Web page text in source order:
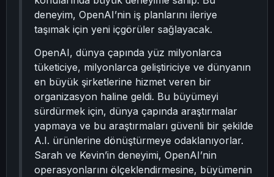
deneyim, OpenAI’nin iş planlarını ileriye
taşımak için yeni içgörüler sağlayacak.
OpenAI, dünya çapında yüz milyonlarca
tüketiciye, milyonlarca geliştiriciye ve dünyanın
en büyük şirketlerine hizmet veren bir
organizasyon haline geldi. Bu büyümeyi
sürdürmek için, dünya çapında araştırmalar
yapmaya ve bu araştırmaları güvenli bir şekilde
A.I. ürünlerine dönüştürmeye odaklanıyorlar.
Sarah ve Kevin’in deneyimi, OpenAI’nin
operasyonlarını ölçeklendirmesine, büyümenin